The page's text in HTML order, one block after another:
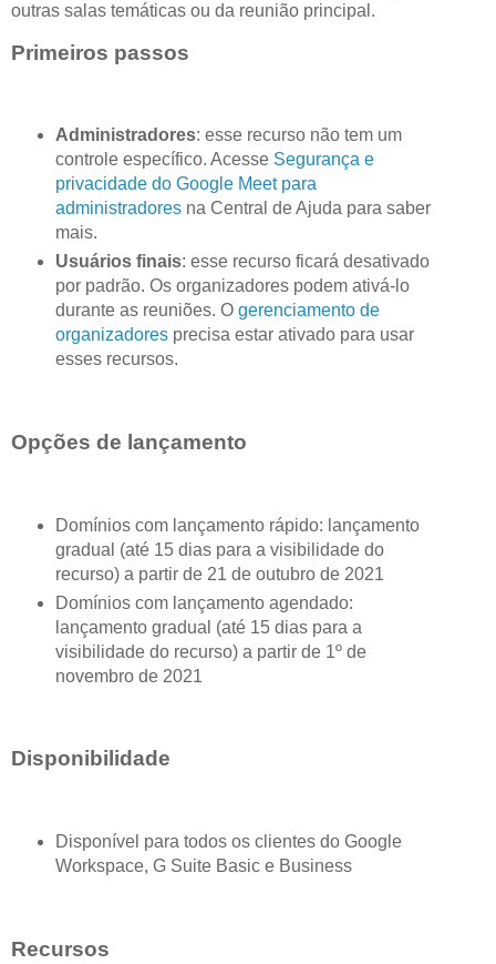
outras salas temáticas ou da reunião principal.
Primeiros passos
Administradores: esse recurso não tem um
controle específico. Acesse Segurança e
privacidade do Google Meet para
administradoresna Central de Ajuda para saber
mais.
Usuários finais: esse recurso ficará desativado
por padrão. Os organizadores podem ativá-lo
durante as reuniões. O gerenciamento de
organizadoresprecisa estar ativado para usar
esses recursos.
Opções de lançamento
Domínios com lançamento rápido: lançamento
gradual (até 15 dias para a visibilidade do
recurso) a partir de 21 de outubro de 2021
Domínios com lançamento agendado:
lançamento gradual (até 15 dias para a
visibilidade do recurso) a partir de 1º de
novembro de 2021
Disponibilidade
Disponível para todos os clientes do Google
Workspace, G Suite Basic e Business
Recursos